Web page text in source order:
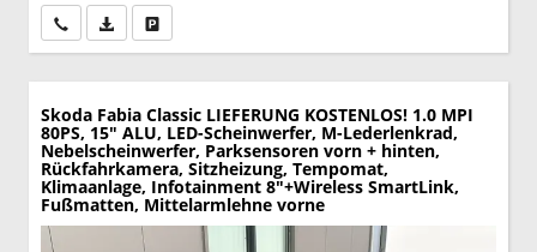
Wir rufen Sie anPDF-Datei, Fahrzeugexposé drucken
Skoda Fabia Classic LIEFERUNG KOSTENLOS! 1.0 MPI
80PS, 15" ALU, LED-Scheinwerfer, M-Lederlenkrad,
Nebelscheinwerfer, Parksensoren vorn + hinten,
Rückfahrkamera, Sitzheizung, Tempomat,
Klimaanlage, Infotainment 8"+Wireless SmartLink,
Fußmatten, Mittelarmlehne vorne